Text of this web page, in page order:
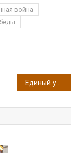
война
Единый урок по финансовой грамотности